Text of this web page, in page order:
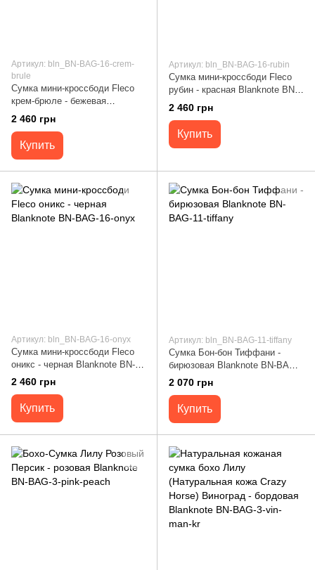
Артикул: bln_BN-BAG-16-crem-
brule
Сумка мини-кроссбоди Fleco
крем-брюле - бежевая
Blanknote BN-BAG-16-crem-
2 460 грн
Купить
Артикул: bln_BN-BAG-16-rubin
Сумка мини-кроссбоди Fleco
рубин - красная Blanknote BN-
BAG-16-rubin
2 460 грн
Купить
Артикул: bln_BN-BAG-16-onyx
Сумка мини-кроссбоди Fleco
оникс - черная Blanknote BN-
BAG-16-onyx
2 460 грн
Купить
Артикул: bln_BN-BAG-11-tiffany
Сумка Бон-бон Тиффани -
бирюзовая Blanknote BN-BAG-
11-tiffany
2 070 грн
Купить